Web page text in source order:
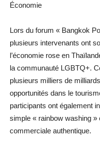
Économie
Lors du forum « Bangkok
plusieurs intervenants ont
l’économie rose en
la communauté LGBTQ+.
plusieurs milliers de
opportunités dans le
participants ont également
simple « rainbow washing »
commerciale authentique.